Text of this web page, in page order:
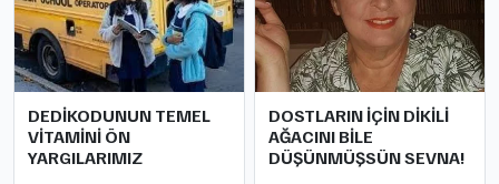
DEDİKODUNUN TEMEL
VİTAMİNİ ÖN
YARGILARIMIZ
DOSTLARIN İÇİN DİKİLİ
AĞACINI BİLE
DÜŞÜNMÜŞSÜN SEVNA!